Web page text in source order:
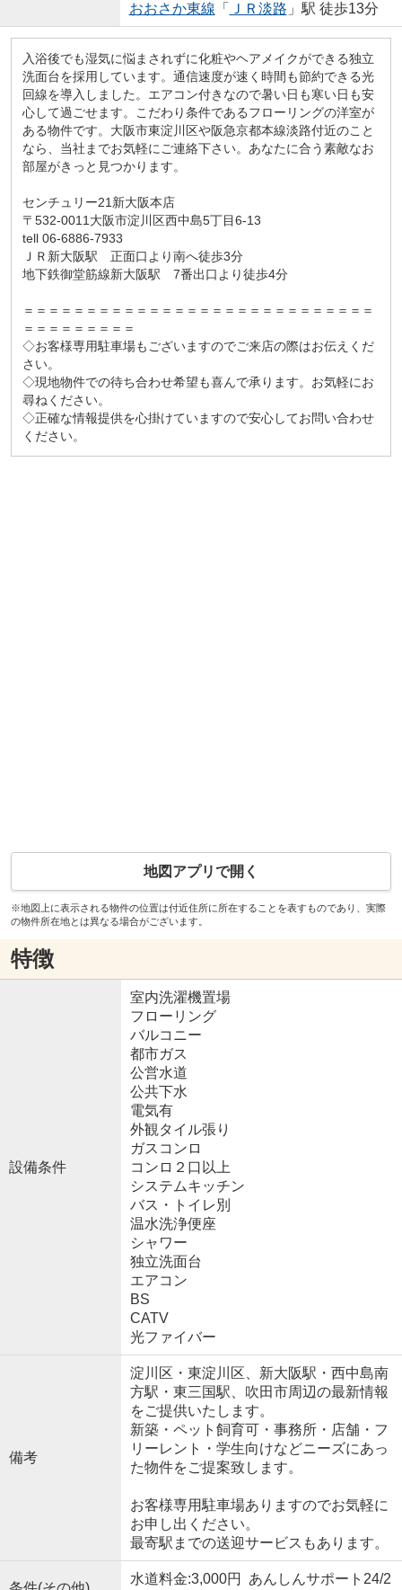
おおさか東線 「 ＪＲ淡路 」駅 徒歩13分
入浴後でも湿気に悩まされずに化粧やヘアメイクができる独立
洗面台を採用しています。通信速度が速く時間も節約できる光
回線を導入しました。エアコン付きなので暑い日も寒い日も安
心して過ごせます。こだわり条件であるフローリングの洋室が
ある物件です。大阪市東淀川区や阪急京都本線淡路付近のこと
なら、当社までお気軽にご連絡下さい。あなたに合う素敵なお
部屋がきっと見つかります。
センチュリー21新大阪本店
〒532-0011大阪市淀川区西中島5丁目6-13
tell 06-6886-7933
ＪＲ新大阪駅 正面口より南へ徒歩3分
地下鉄御堂筋線新大阪駅 7番出口より徒歩4分
＝＝＝＝＝＝＝＝＝＝＝＝＝＝＝＝＝＝＝＝＝＝＝＝＝＝＝＝
＝＝＝＝＝＝＝＝＝
◇お客様専用駐車場もございますのでご来店の際はお伝えくだ
さい。
◇現地物件での待ち合わせ希望も喜んで承ります。お気軽にお
尋ねください。
◇正確な情報提供を心掛けていますので安心してお問い合わせ
ください。
地図アプリで開く
※地図上に表示される物件の位置は付近住所に所在することを表すものであり、実際
の物件所在地とは異なる場合がございます。
特徴
設備条件
室内洗濯機置場
フローリング
バルコニー
都市ガス
公営水道
公共下水
電気有
外観タイル張り
ガスコンロ
コンロ２口以上
システムキッチン
バス・トイレ別
温水洗浄便座
シャワー
独立洗面台
エアコン
BS
CATV
光ファイバー
備考
淀川区・東淀川区、新大阪駅・西中島南
方駅・東三国駅、吹田市周辺の最新情報
をご提供いたします。
新築・ペット飼育可・事務所・店舗・フ
リーレント・学生向けなどニーズにあっ
た物件をご提案致します。
お客様専用駐車場ありますのでお気軽に
お申し出ください。
最寄駅までの送迎サービスもあります。
水道料金:3,000円 あんしんサポート24/2